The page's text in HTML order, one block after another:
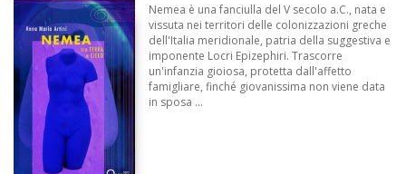
Nemea è una fanciulla del V secolo a.C., nata e
vissuta nei territori delle colonizzazioni greche
dell'Italia meridionale, patria della suggestiva e
imponente Locri Epizephiri. Trascorre
un'infanzia gioiosa, protetta dall'affetto
famigliare, finché giovanissima non viene data
in sposa ...